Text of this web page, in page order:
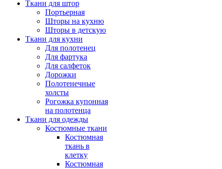
Ткани для штор
Портьерная
Шторы на кухню
Шторы в детскую
Ткани для кухни
Для полотенец
Для фартука
Для салфеток
Дорожки
Полотенечные
холсты
Рогожка купонная
на полотенца
Ткани для одежды
Костюмные ткани
Костюмная
ткань в
клетку
Костюмная